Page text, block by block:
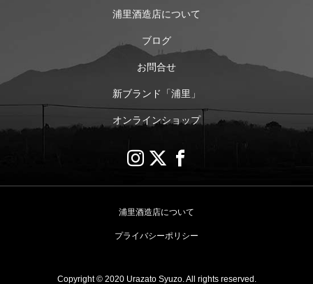
浦里酒造店について
ブログ
お問合せ
新ブランド「浦里」
オンラインショップ
浦里酒造店について
プライバシーポリシー
Copyright © 2020 Urazato Syuzo. All rights reserved.